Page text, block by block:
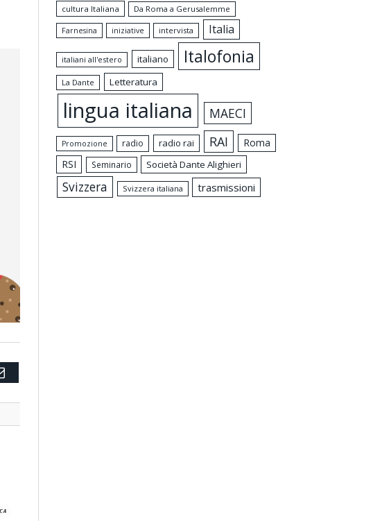
Email
cultura Italiana Da Roma a Gerusalemme
Farnesina iniziative intervista Italia
italiani all'estero italiano Italofonia
La Dante Letteratura
lingua italiana MAECI
Promozione radio radio rai RAI
Roma
RSI
Seminario Società Dante Alighieri
Svizzera Svizzera italiana trasmissioni